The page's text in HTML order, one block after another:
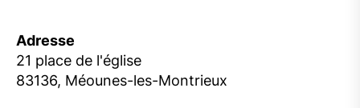
Adresse
21 place de l'église
83136, Méounes-les-Montrieux